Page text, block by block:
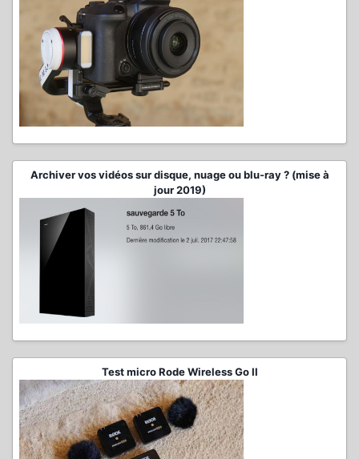
Archiver vos vidéos sur disque, nuage ou blu-ray ? (mise à
jour 2019)
Test micro Rode Wireless Go II